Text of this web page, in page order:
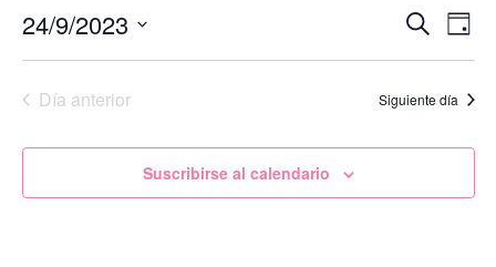
de
y
Buscar
de
de
Día
24/9/2023
Día anterior Siguiente día
Suscribirse al calendario